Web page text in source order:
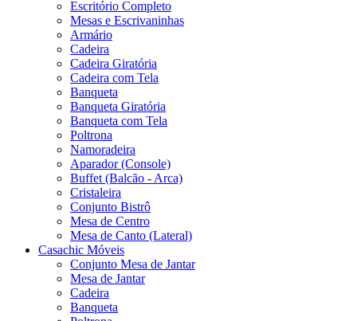
Escritório Completo
Mesas e Escrivaninhas
Armário
Cadeira
Cadeira Giratória
Cadeira com Tela
Banqueta
Banqueta Giratória
Banqueta com Tela
Poltrona
Namoradeira
Aparador (Console)
Buffet (Balcão - Arca)
Cristaleira
Conjunto Bistrô
Mesa de Centro
Mesa de Canto (Lateral)
Casachic Móveis
Conjunto Mesa de Jantar
Mesa de Jantar
Cadeira
Banqueta